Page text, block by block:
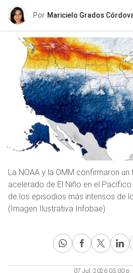
Por Maricielo Grados
La NOAA y la OMM confirmaron
acelerado de El Niño en el
de los episodios más intensos de
(Imagen Ilustrativa Infobae)
07 Jul, 2026 03:00 p.